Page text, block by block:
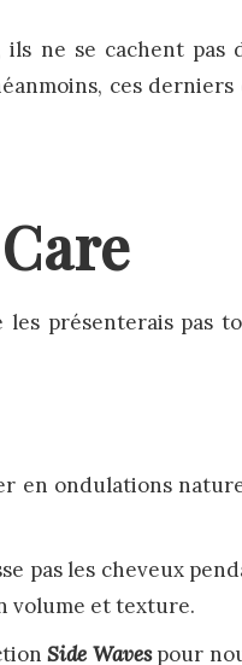
ne se cachent pas
ces
présenterais pas
en ondulations
pas les cheveux
volume et texture.
Side Wavespour